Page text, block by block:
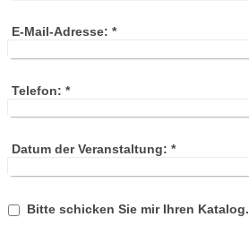
E-Mail-Adresse: *
Telefon: *
Datum der Veranstaltung: *
Bitte schicken Sie mir Ihren Katalog.